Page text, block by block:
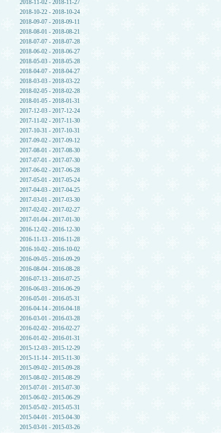
2018-11-02 - 2018-11-27
2018-10-22 - 2018-10-24
2018-09-07 - 2018-09-11
2018-08-01 - 2018-08-21
2018-07-07 - 2018-07-28
2018-06-02 - 2018-06-27
2018-05-03 - 2018-05-28
2018-04-07 - 2018-04-27
2018-03-03 - 2018-03-22
2018-02-05 - 2018-02-28
2018-01-05 - 2018-01-31
2017-12-03 - 2017-12-24
2017-11-02 - 2017-11-30
2017-10-31 - 2017-10-31
2017-09-02 - 2017-09-12
2017-08-01 - 2017-08-30
2017-07-01 - 2017-07-30
2017-06-02 - 2017-06-28
2017-05-01 - 2017-05-24
2017-04-03 - 2017-04-25
2017-03-01 - 2017-03-30
2017-02-02 - 2017-02-27
2017-01-04 - 2017-01-30
2016-12-02 - 2016-12-30
2016-11-13 - 2016-11-28
2016-10-02 - 2016-10-02
2016-09-05 - 2016-09-29
2016-08-04 - 2016-08-28
2016-07-13 - 2016-07-25
2016-06-03 - 2016-06-29
2016-05-01 - 2016-05-31
2016-04-14 - 2016-04-18
2016-03-01 - 2016-03-28
2016-02-02 - 2016-02-27
2016-01-02 - 2016-01-31
2015-12-03 - 2015-12-29
2015-11-14 - 2015-11-30
2015-09-02 - 2015-09-28
2015-08-02 - 2015-08-29
2015-07-01 - 2015-07-30
2015-06-02 - 2015-06-29
2015-05-02 - 2015-05-31
2015-04-01 - 2015-04-30
2015-03-01 - 2015-03-26